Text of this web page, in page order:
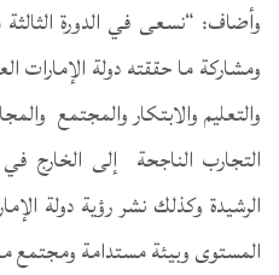
وأضاف: “نسعى في الدورة
ومشاركة ما حققته دولة الإمارات
والتعليم والابتكار والمجتمع
التجارب الناجحة إلى الخارج
الرشيدة وكذلك نشر رؤية دولة
المستوى وبيئة مستدامة ومجتمع